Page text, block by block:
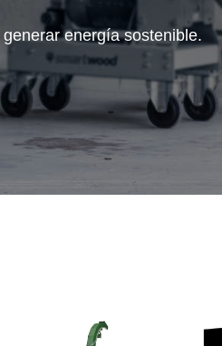
energía sostenible.